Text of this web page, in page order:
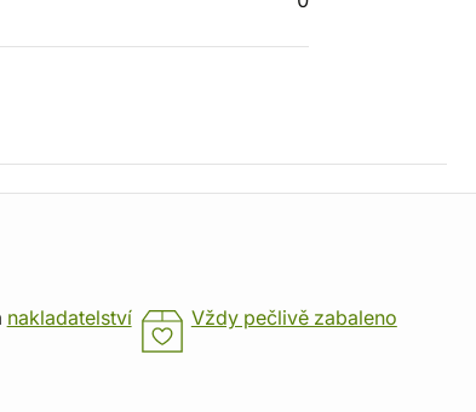
nakladatelství Vždy pečlivě zabaleno